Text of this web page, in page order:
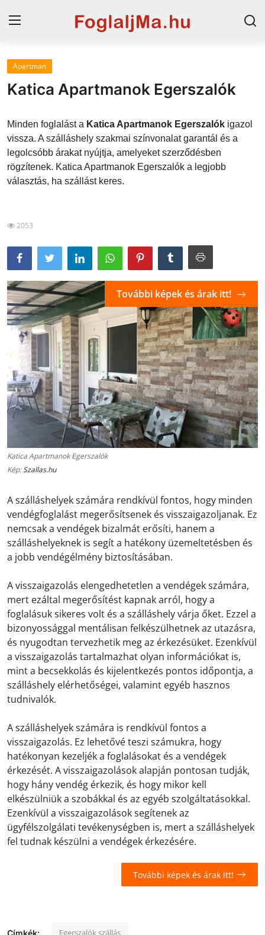
Magyarország
Horvát tengerpart
Szállások a Balatonon
Horvátország
Szállások Hajdúszoboszlón
Apartman
Katica Apartmanok Egerszalók
Minden foglalást a Katica Apartmanok Egerszalók igazol
vissza. A szálláshely szakmai színvonalat garantál és a
legolcsóbb árakat nyújtja, amelyeket szerződésben
rögzítenek. Katica Apartmanok Egerszalók a legjobb
választás, ha szállást keres.
2053
Katica Apartmanok Egerszalók
Kép:Szallas.hu
További képek és árak itt!
A szálláshelyek számára rendkívül fontos, hogy minden
vendégfoglalást megerősítsenek és visszaigazoljanak. Ez
nemcsak a vendégek bizalmát erősíti, hanem a
szálláshelyeknek is segít a hatékony üzemeltetésben és
a jobb vendégélmény biztosításában.
A visszaigazolás elengedhetetlen a vendégek számára,
mert ezáltal megerősítést kapnak arról, hogy a
foglalásuk sikeres volt és a szálláshely várja őket. Ezzel a
bizonyossággal mentálisan felkészülhetnek az utazásra,
és nyugodtan tervezhetik meg az érkezésüket. Ezenkívül
a visszaigazolás tartalmazhat olyan információkat is,
mint a becsekkolás és kijelentkezés pontos időpontja, a
szálláshely elérhetőségei, valamint egyéb hasznos
tudnivalók.
A szálláshelyek számára is rendkívül fontos a
visszaigazolás. Ez lehetővé teszi számukra, hogy
hatékonyan kezeljék a foglalásokat és a vendégek
érkezését. A visszaigazolások alapján pontosan tudják,
hogy hány vendég érkezik, és hogy mikor kell
elkészülniük a szobákkal és az egyéb szolgáltatásokkal.
Ezenkívül a visszaigazolások segítenek az
ügyfélszolgálati tevékenységben is, mert a szálláshelyek
fel tudnak készülni a vendégek érkezésére.
További képek és árak itt!